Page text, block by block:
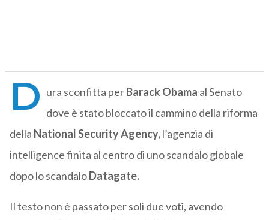
D ura sconfitta perBarack Obama al Senato
dove è stato bloccato il cammino della riforma
della National Security Agency,l’agenzia di
intelligence finita al centro di uno scandalo globale
dopo lo scandaloDatagate.
Il testo non è passato per soli due voti, avendo